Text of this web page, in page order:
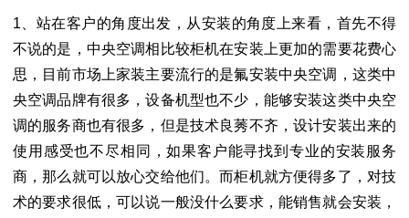
1、站在客户的角度出发，从安装的角度上来看，首先不得
不说的是，中央空调相比较柜机在安装上更加的需要花费心
思，目前市场上家装主要流行的是氟安装中央空调，这类中
央空调品牌有很多，设备机型也不少，能够安装这类中央空
调的服务商也有很多，但是技术良莠不齐，设计安装出来的
使用感受也不尽相同，如果客户能寻找到专业的安装服务
商，那么就可以放心交给他们。而柜机就方便得多了，对技
术的要求很低，可以说一般没什么要求，能销售就会安装，